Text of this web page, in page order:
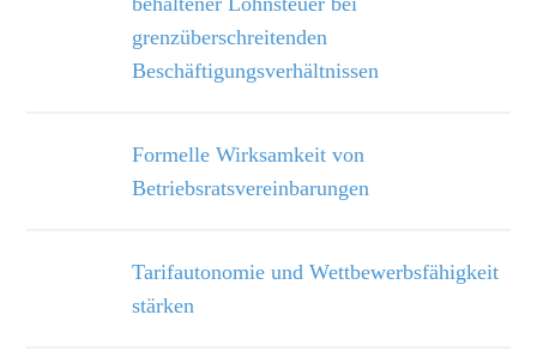
grenzüberschreitenden
Beschäftigungsverhältnissen
Formelle Wirksamkeit von
Betriebsratsvereinbarungen
Tarifautonomie und Wettbewerbsfähigkeit
stärken